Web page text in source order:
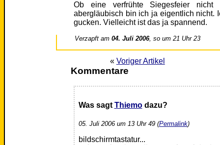
Ob eine verfrühte Siegesfeier
abergläubisch bin ich ja eigentlich
gucken. Vielleicht ist das ja spannend.
Verzapft am04. Juli 2006, so um 21 Uhr 23
« Voriger Artikel
Kommentare
Was sagt Thiemodazu?
05. Juli 2006 um 13 Uhr 49 (Permalink)
bildschirmtastatur...